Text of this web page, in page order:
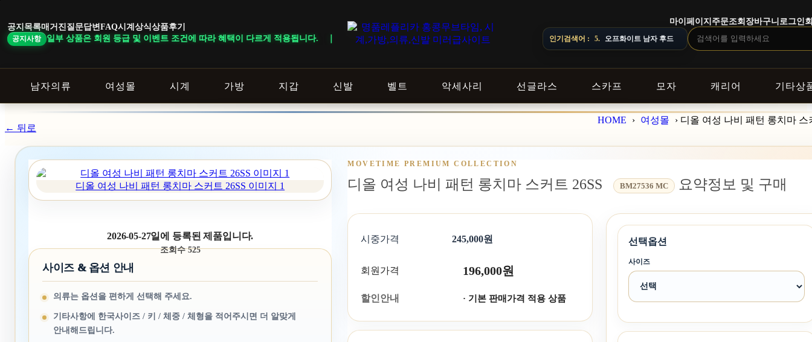
공지목록매거진 질문답변 FAQ시계상식상품후기
공지사항
은 회원 등급 및 이벤트 조건에 따라 혜택이 다르게 적용됩니다. ｜ DELIVERY NOTICE · 지역에 따라 배송 일정이 달라질 수 있으니 주문 전 상담창으로 문의해 주세요.
마이페이지 주문조회 장바구니 로그인
인기검색어 : 5. 오프화이트 남자 후드
남자의류 여성몰 시계 가방 지갑 신발 벨트 악세사리 선글라스 스카프 모자 캐리어 기타상
바
로
기
← 뒤로
HOME › 여성몰 › 디올 여성 나비 패턴 롱치마 스
디올 여성 나비 패턴 롱치마 스커트 26SS 이미지 1
2026-05-27일에 등록된 제품입니다.
조회수 525
사이즈 & 옵션 안내
의류는 옵션을 편하게 선택해 주세요.
기타사항에 한국사이즈 / 키 / 체중 / 체형을 적어주시면 더 알맞게
안내해드립니다.
MOVETIME PREMIUM COLLECTION
디올 여성 나비 패턴 롱치마 스커트 26SS BM27536 MC 요약정보 및 구매
시중가격 245,000원
회원가격 196,000원
할인안내 · 기본 판매가격 적용 상품
선택옵션
사이즈